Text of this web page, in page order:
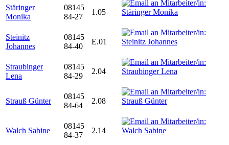
Stäringer
Monika
08145
84-27
1.05
Steinitz
Johannes
08145
84-40
E.01
Straubinger
Lena
08145
84-29
2.04
Strauß Günter
08145
84-64
2.08
Walch Sabine
08145
84-37
2.14